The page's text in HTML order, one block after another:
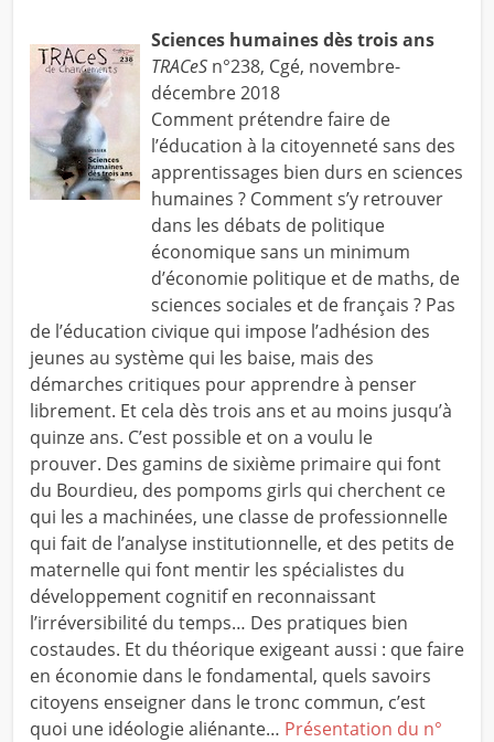
Sciences humaines dès trois ans
TRACeSn°238, Cgé, novembre-
décembre 2018
Comment prétendre faire de
l’éducation à la citoyenneté sans des
apprentissages bien durs en sciences
humaines ? Comment s’y retrouver
dans les débats de politique
économique sans un minimum
d’économie politique et de maths, de
sciences sociales et de français ? Pas
de l’éducation civique qui impose l’adhésion des
jeunes au système qui les baise, mais des
démarches critiques pour apprendre à penser
librement. Et cela dès trois ans et au moins jusqu’à
quinze ans. C’est possible et on a voulu le
prouver. Des gamins de sixième primaire qui font
du Bourdieu, des pompoms girls qui cherchent ce
qui les a machinées, une classe de professionnelle
qui fait de l’analyse institutionnelle, et des petits de
maternelle qui font mentir les spécialistes du
développement cognitif en reconnaissant
l’irréversibilité du temps… Des pratiques bien
costaudes. Et du théorique exigeant aussi : que faire
en économie dans le fondamental, quels savoirs
citoyens enseigner dans le tronc commun, c’est
quoi une idéologie aliénante… Présentation du n°